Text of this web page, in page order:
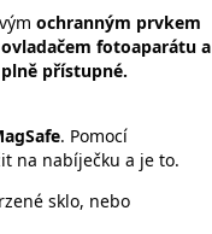
ochranným prvkem
fotoaparátu a
přístupné.
. Pomocí
na nabíječku a je to.
sklo, nebo